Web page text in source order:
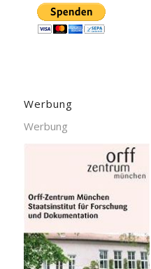
Werbung
Werbung